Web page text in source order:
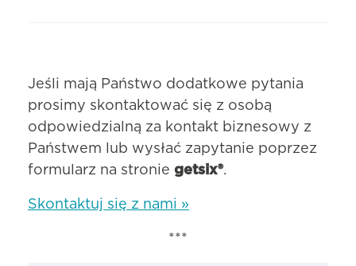
Jeśli mają Państwo dodatkowe pytania
prosimy skontaktować się z osobą
odpowiedzialną za kontakt biznesowy z
Państwem lub wysłać zapytanie poprzez
formularz na stronie getsix®.
Skontaktuj się z nami »
***